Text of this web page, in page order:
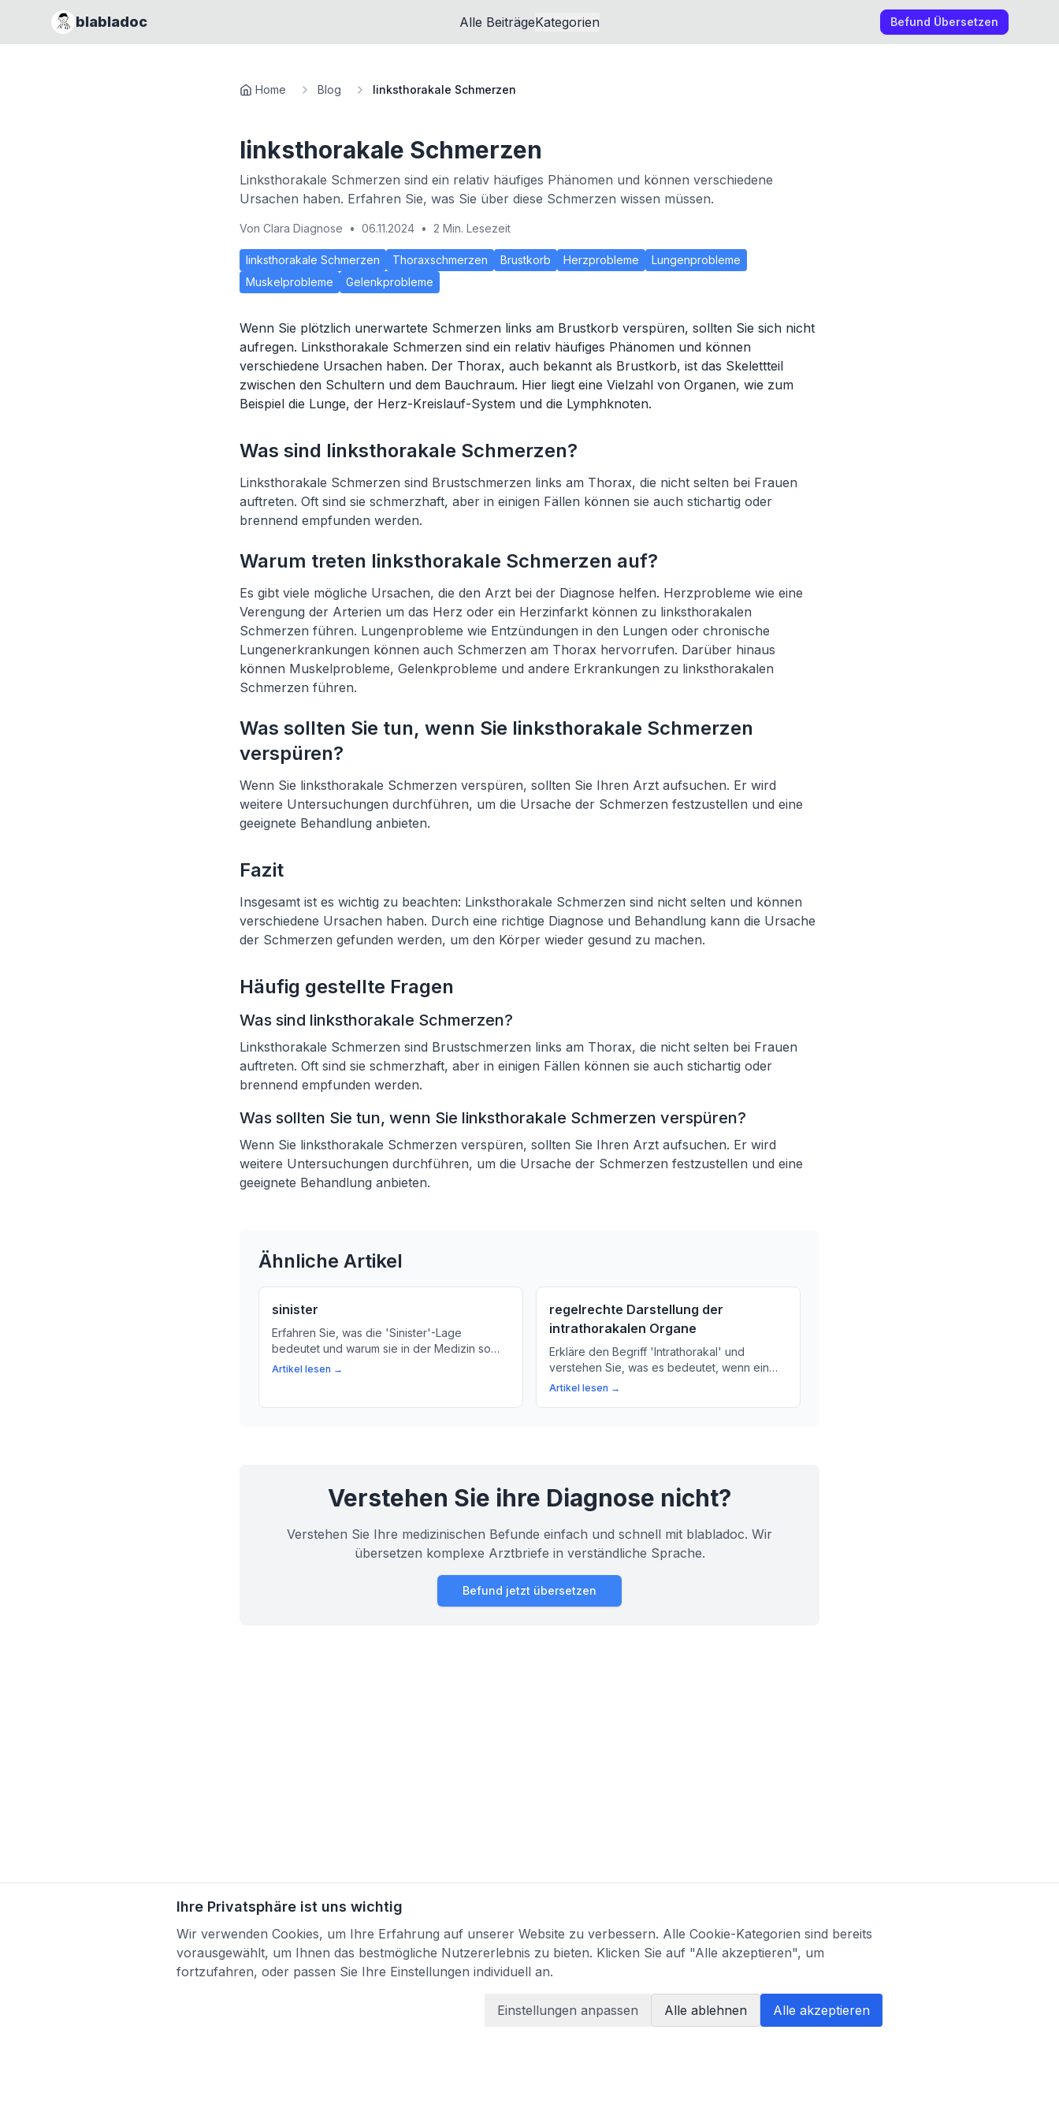
blabladoc Alle BeiträgeKategorien Befund Übersetzen
Home Blog linksthorakale Schmerzen
linksthorakale Schmerzen
Linksthorakale Schmerzen sind ein relativ häufiges Phänomen und können verschiedene
Ursachen haben. Erfahren Sie, was Sie über diese Schmerzen wissen müssen.
Von Clara Diagnose • 06.11.2024 • 2 Min. Lesezeit
linksthorakale Schmerzen Thoraxschmerzen Brustkorb Herzprobleme
Lungenprobleme
Muskelprobleme
Gelenkprobleme
Wenn Sie plötzlich unerwartete Schmerzen links am Brustkorb verspüren, sollten Sie sich nicht
aufregen. Linksthorakale Schmerzen sind ein relativ häufiges Phänomen und können
verschiedene Ursachen haben. Der Thorax, auch bekannt als Brustkorb, ist das Skelettteil
zwischen den Schultern und dem Bauchraum. Hier liegt eine Vielzahl von Organen, wie zum
Beispiel die Lunge, der Herz-Kreislauf-System und die Lymphknoten.
Was sind linksthorakale Schmerzen?
Linksthorakale Schmerzen sind Brustschmerzen links am Thorax, die nicht selten bei Frauen
auftreten. Oft sind sie schmerzhaft, aber in einigen Fällen können sie auch stichartig oder
brennend empfunden werden.
Warum treten linksthorakale Schmerzen auf?
Es gibt viele mögliche Ursachen, die den Arzt bei der Diagnose helfen. Herzprobleme wie eine
Verengung der Arterien um das Herz oder ein Herzinfarkt können zu linksthorakalen
Schmerzen führen. Lungenprobleme wie Entzündungen in den Lungen oder chronische
Lungenerkrankungen können auch Schmerzen am Thorax hervorrufen. Darüber hinaus
können Muskelprobleme, Gelenkprobleme und andere Erkrankungen zu linksthorakalen
Schmerzen führen.
Was sollten Sie tun, wenn Sie linksthorakale Schmerzen
verspüren?
Wenn Sie linksthorakale Schmerzen verspüren, sollten Sie Ihren Arzt aufsuchen. Er wird
weitere Untersuchungen durchführen, um die Ursache der Schmerzen festzustellen und eine
geeignete Behandlung anbieten.
Fazit
Insgesamt ist es wichtig zu beachten: Linksthorakale Schmerzen sind nicht selten und können
verschiedene Ursachen haben. Durch eine richtige Diagnose und Behandlung kann die Ursache
der Schmerzen gefunden werden, um den Körper wieder gesund zu machen.
Häufig gestellte Fragen
Was sind linksthorakale Schmerzen?
Linksthorakale Schmerzen sind Brustschmerzen links am Thorax, die nicht selten bei Frauen
auftreten. Oft sind sie schmerzhaft, aber in einigen Fällen können sie auch stichartig oder
brennend empfunden werden.
Was sollten Sie tun, wenn Sie linksthorakale Schmerzen verspüren?
Wenn Sie linksthorakale Schmerzen verspüren, sollten Sie Ihren Arzt aufsuchen. Er wird
weitere Untersuchungen durchführen, um die Ursache der Schmerzen festzustellen und eine
geeignete Behandlung anbieten.
Ähnliche Artikel
sinister
Erfahren Sie, was die 'Sinister'-Lage
bedeutet und warum sie in der Medizin so
wichtig ist. Wir erklären den Begriff und seine
Artikel lesen →
regelrechte Darstellung der
intrathorakalen Organe
Erkläre den Begriff 'Intrathorakal' und
verstehen Sie, was es bedeutet, wenn ein
Arzt sagt, dass ein Organ oder eine Struktur
Artikel lesen →
Verstehen Sie ihre Diagnose nicht?
Verstehen Sie Ihre medizinischen Befunde einfach und schnell mit blabladoc. Wir
übersetzen komplexe Arztbriefe in verständliche Sprache.
Befund jetzt übersetzen
Ihre Privatsphäre ist uns wichtig
Wir verwenden Cookies, um Ihre Erfahrung auf unserer Website zu verbessern. Alle Cookie-Kategorien sind bereits
vorausgewählt, um Ihnen das bestmögliche Nutzererlebnis zu bieten. Klicken Sie auf "Alle akzeptieren", um
fortzufahren, oder passen Sie Ihre Einstellungen individuell an.
Einstellungen anpassen Alle ablehnen Alle akzeptieren